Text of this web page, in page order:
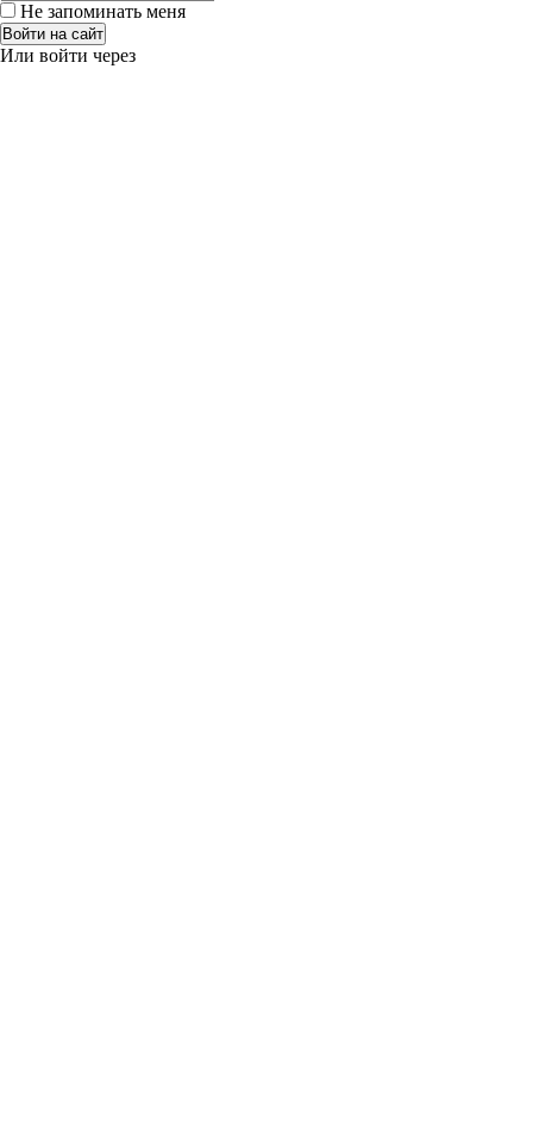
Не запоминать меня
Войти на сайт
Или войти через